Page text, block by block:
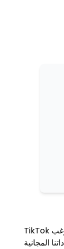
TikTok هي منصة تواصل اجتماعي عصرية معروفة بمقاطع الفيديو المسلية. وبينما يمكنك الاستمتاع بمقاطع الفيديو هذه على التطبيق، فإنك أحيانًا تصادف أحيانًا مقطع فيديو غني بالمعلومات ترغب